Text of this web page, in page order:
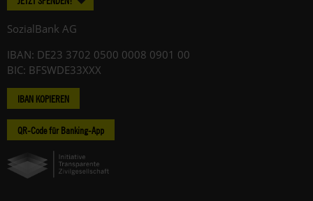
SozialBank AG
IBAN: DE23 3702 0500 0008 0901 00
BIC: BFSWDE33XXX
IBAN KOPIEREN
QR-Code für Banking-App